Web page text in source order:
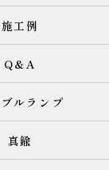
施工例
Q&A
ルランプ
真鍮